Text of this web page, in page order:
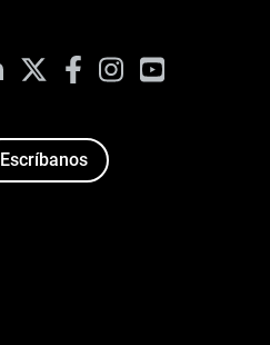
LinkedIn FacebookInstagramYouTube
Escríbanos